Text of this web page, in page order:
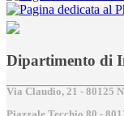
Dipartimento di
Via Claudio, 21 - 80125